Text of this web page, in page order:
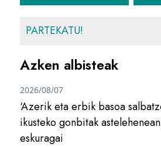
PARTEKATU!
Azken albisteak
‘Azerik eta erbik basoa
ikusteko gonbitak
eskuragai
2026/08/07